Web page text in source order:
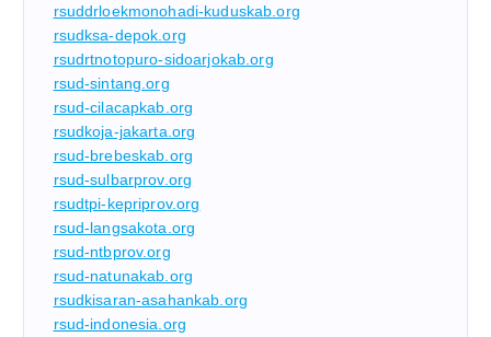
rsuddrloekmonohadi-kuduskab.org
rsudksa-depok.org
rsudrtnotopuro-sidoarjokab.org
rsud-sintang.org
rsud-cilacapkab.org
rsudkoja-jakarta.org
rsud-brebeskab.org
rsud-sulbarprov.org
rsudtpi-kepriprov.org
rsud-langsakota.org
rsud-ntbprov.org
rsud-natunakab.org
rsudkisaran-asahankab.org
rsud-indonesia.org